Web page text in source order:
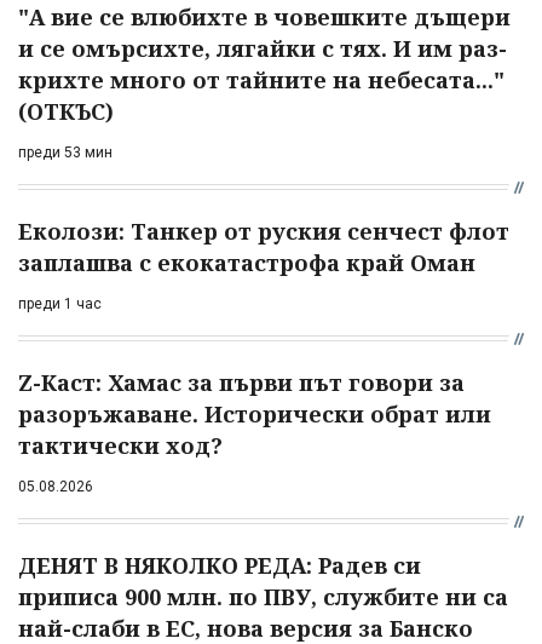
"А вие се влюбихте в чо­вешките дъщери
и се омърсихте, лягайки с тях. И им раз­
крихте много от тайните на небесата..."
(ОТКЪС)
преди 53 мин
Еколози: Танкер от руския сенчест флот
заплашва с екокатастрофа край Оман
преди 1 час
Z-Каст: Хамас за първи път говори за
разоръжаване. Исторически обрат или
тактически ход?
05.08.2026
ДЕНЯТ В НЯКОЛКО РЕДА: Радев си
приписа 900 млн. по ПВУ, службите ни са
най-слаби в ЕС, нова версия за Банско